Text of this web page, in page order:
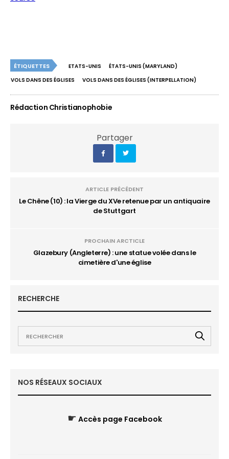
ÉTIQUETTES ETATS-UNIS
ÉTATS-UNIS (MARYLAND)
VOLS DANS DES ÉGLISES
VOLS DANS DES ÉGLISES (INTERPELLATION)
Rédaction Christianophobie
Partager
ARTICLE PRÉCÉDENT
Le Chêne (10) : la Vierge du XVe retenue par un antiquaire
de Stuttgart
PROCHAIN ARCTICLE
Glazebury (Angleterre) : une statue volée dans le
cimetière d'une église
RECHERCHE
NOS RÉSEAUX SOCIAUX
☛ Accès page Facebook